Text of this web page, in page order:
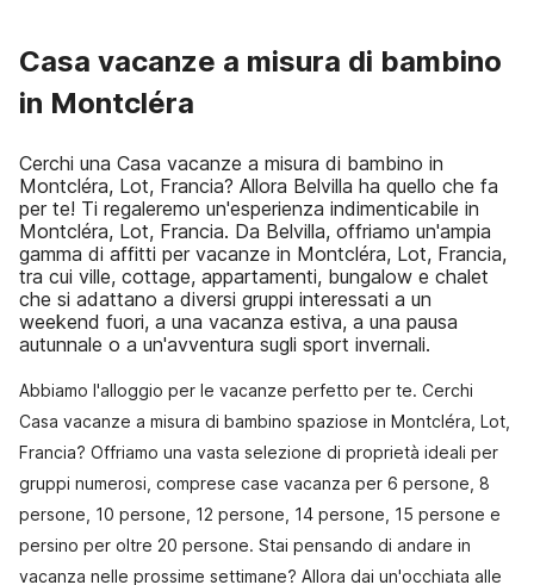
Casa vacanze a misura di bambino
in Montcléra
Cerchi una Casa vacanze a misura di bambino in
Montcléra, Lot, Francia? Allora Belvilla ha quello che fa
per te! Ti regaleremo un'esperienza indimenticabile in
Montcléra, Lot, Francia. Da Belvilla, offriamo un'ampia
gamma di affitti per vacanze in Montcléra, Lot, Francia,
tra cui ville, cottage, appartamenti, bungalow e chalet
che si adattano a diversi gruppi interessati a un
weekend fuori, a una vacanza estiva, a una pausa
autunnale o a un'avventura sugli sport invernali.
Abbiamo l'alloggio per le vacanze perfetto per te. Cerchi
Casa vacanze a misura di bambino spaziose in Montcléra, Lot,
Francia? Offriamo una vasta selezione di proprietà ideali per
gruppi numerosi, comprese case vacanza per 6 persone, 8
persone, 10 persone, 12 persone, 14 persone, 15 persone e
persino per oltre 20 persone. Stai pensando di andare in
vacanza nelle prossime settimane? Allora dai un'occhiata alle